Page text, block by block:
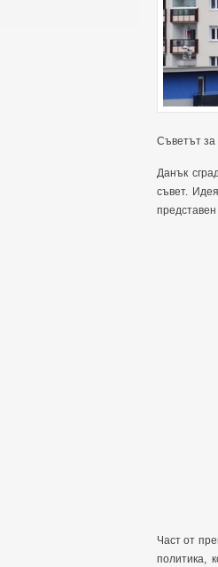
Съветът за
Данък
съвет.
Част от
политика,